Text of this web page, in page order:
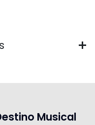
Musical